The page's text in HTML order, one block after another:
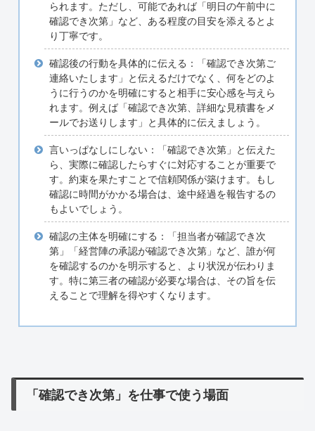
られます。ただし、可能であれば「明日の午前中に
確認でき次第」など、ある程度の目安を添えるとよ
り丁寧です。
確認後の行動を具体的に伝える：「確認でき次第ご
連絡いたします」と伝えるだけでなく、何をどのよ
うに行うのかを明確にすると相手に安心感を与えら
れます。例えば「確認でき次第、詳細な見積書をメ
ールでお送りします」と具体的に伝えましょう。
言いっぱなしにしない：「確認でき次第」と伝えた
ら、実際に確認したらすぐに対応することが重要で
す。約束を果たすことで信頼関係が築けます。もし
確認に時間がかかる場合は、途中経過を報告するの
もよいでしょう。
確認の主体を明確にする：「担当者が確認でき次
第」「経営陣の承認が確認でき次第」など、誰が何
を確認するのかを明示すると、より状況が伝わりま
す。特に第三者の確認が必要な場合は、その旨を伝
えることで理解を得やすくなります。
「確認でき次第」を仕事で使う場面